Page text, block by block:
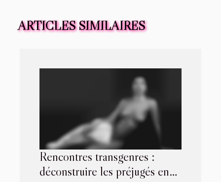
ARTICLES SIMILAIRES
Rencontres transgenres :
déconstruire les préjugés en